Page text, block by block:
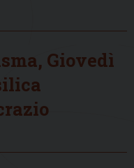
Giovedì